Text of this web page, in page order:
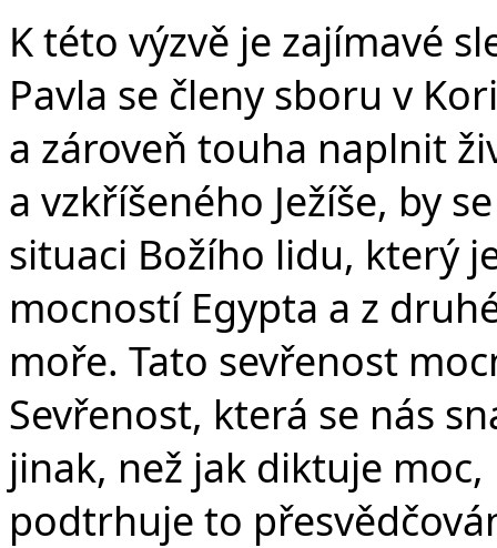
K této výzvě je zajímavé
Pavla se členy sboru v
a zároveň touha naplnit
a vzkříšeného Ježíše, by
situaci Božího lidu, který
mocností Egypta a z
moře. Tato sevřenost
Sevřenost, která se nás
jinak, než jak diktuje
podtrhuje to